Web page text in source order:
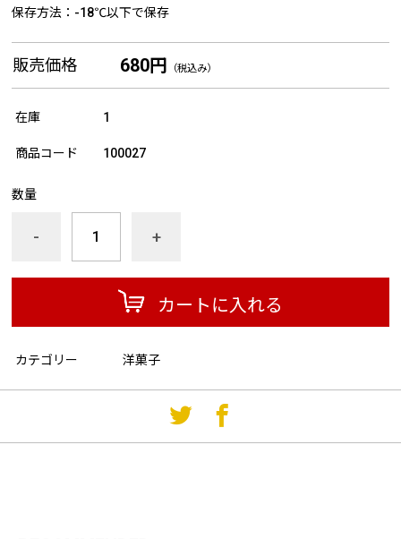
保存方法：-18℃以下で保存
販売価格 680円 （税込み）
在庫 1
商品コード 100027
数量
- +
カートに入れる
カテゴリー 洋菓子